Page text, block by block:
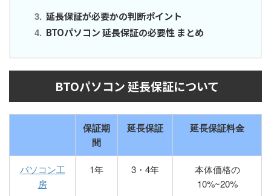
延長保証が必要かの判断ポイント
BTOパソコン 延長保証の必要性 まとめ
BTOパソコン 延長保証について
保証期
間
延長保証 延長保証料金
パソコン工
房
1年 3・4年
本体価格の
10%~20%